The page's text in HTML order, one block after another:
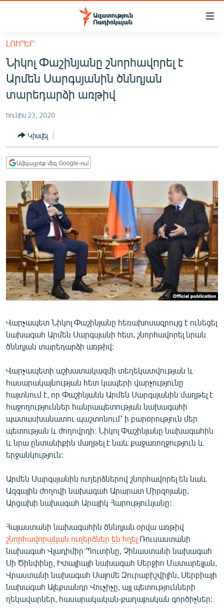
Մատչելիության
հիմնական
բովանդակությանը
Անցնել
հիմնական
մենյուին
ՀԱՅԱՍՏԱՆ
ՔԱՂԱՔԱԿԱՆ
ՀԱՍԱՐԱԿՈՒԹՅՈՒՆ
ՏՆՏԵՍՈՒԹՅՈՒՆ
ՂԱՐԱԲԱՂ
ՊԱՏԵՐԱԶՄԻ 6 ՇԱԲԱԹՆԵՐԸ
ՏԱՐԱԾԱՇՐՋԱՆ
ՄԻՋԱԶԳԱՅԻՆ
ՄՇԱԿՈՒՅԹ
ՍՊՈՐՏ
ՄԵԿՆԱԲԱՆՈՒԹՅՈՒՆ
ԿՈՐՈՆԱՎԻՐՈՒՍ
ԱՐԽԻՎ
ԲԱՆԱՎԵՃ
ՁԳՏԵԼՈՎ ԼԱՎԱԳՈՒՅՆԻՆ
ՓՈԴՔԱՍԹ
Հայերեն
English
Русский
ՀԵՏԵՎԵՔ ՄԵԶ
«Ազատության» բոլոր կայքերը
ԼՈՒՐԵՐ
Նիկոլ Փաշինյանը շնորհավորել է
Արմեն Սարգսյանին ծննդյան
տարեդարձի առթիվ
հունիս 23, 2020
Կիսվել
Ավելացրեք մեզ Google-ում
Վարչապետ Նիկոլ Փաշինյանը հեռախոսազրույց է ունեցել
նախագահ Արմեն Սարգսյանի հետ, շնորհավորել նրան
ծննդյան տարեդարձի առթիվ:
Վարչապետի աշխատակազմի տեղեկատվության և
հասարակայնության հետ կապերի վարչությունը
հայտնում է, որ Փաշինյանն Արմեն Սարգսյանին մաղթել է
հաջողություններ հանրապետության նախագահի
պատասխանատու պաշտոնում՝ ի բարօրություն մեր
պետության և ժողովրդի։ Նիկոլ Փաշինյանը նախագահին
և նրա ընտանիքին մաղթել է նաև քաջառողջություն և
երջանկություն:
Արմեն Սարգսյանին ուղերձներով շնորհավորել են նաև
Ազգային ժողովի նախագահ Արարատ Միրզոյանը,
Արցախի նախագահ Արայիկ Հարությունյանը:
Հայաստանի նախագահին ծննդյան օրվա առթիվ
շնորհավորական ուղերձներ են հղել Ռուսաստանի
նախագահ Վլադիմիր Պուտինը, Չինաստանի նախագահ
Սի Ծինփինը, Իտալիայի նախագահ Սերջիո Մատարելլան,
Վրաստանի նախագահ Սալոմե Զուրաբիշվիլին, Սերբիայի
նախագահ Ալեքսանդր Վուչիչը, այլ պետությունների
ղեկավարներ, հասարակական-քաղաքական գործիչներ: